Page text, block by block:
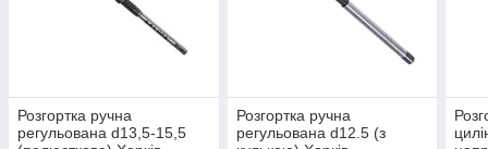
Розгортка ручна
регульована d13,5-15,5
Розгортка ручна
регульована d12.5 (з